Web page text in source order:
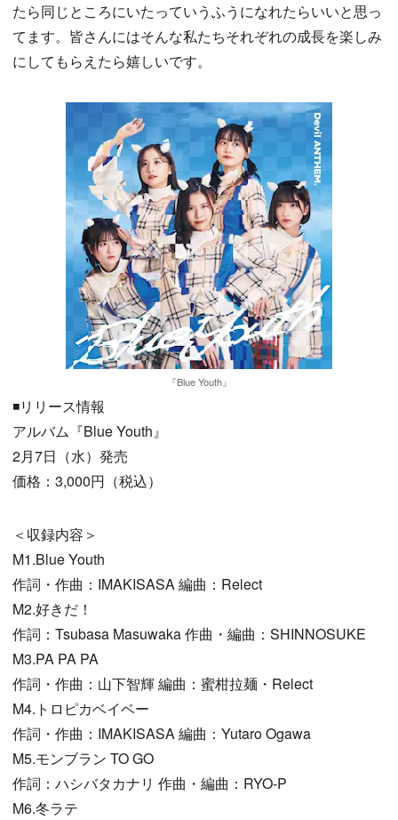
たら同じところにいたっていうふうになれたらいいと思っ
てます。皆さんにはそんな私たちそれぞれの成長を楽しみ
にしてもらえたら嬉しいです。
『Blue Youth』
◾️リリース情報
アルバム『Blue Youth』
2月7日（水）発売
価格：3,000円（税込）
＜収録内容＞
M1.Blue Youth
作詞・作曲：IMAKISASA 編曲：Relect
M2.好きだ！
作詞：Tsubasa Masuwaka 作曲・編曲：SHINNOSUKE
M3.PA PA PA
作詞・作曲：山下智輝 編曲：蜜柑拉麺・Relect
M4.トロピカベイベー
作詞・作曲：IMAKISASA 編曲：Yutaro Ogawa
M5.モンブラン TO GO
作詞：ハシバタカナリ 作曲・編曲：RYO-P
M6.冬ラテ